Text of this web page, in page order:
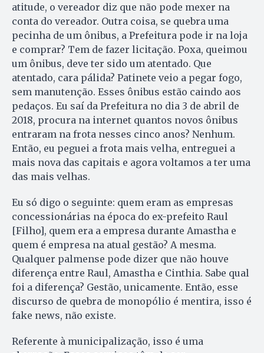
atitude, o vereador diz que não pode mexer na
conta do vereador. Outra coisa, se quebra uma
pecinha de um ônibus, a Prefeitura pode ir na loja
e comprar? Tem de fazer licitação. Poxa, queimou
um ônibus, deve ter sido um atentado. Que
atentado, cara pálida? Patinete veio a pegar fogo,
sem manutenção. Esses ônibus estão caindo aos
pedaços. Eu saí da Prefeitura no dia 3 de abril de
2018, procura na internet quantos novos ônibus
entraram na frota nesses cinco anos? Nenhum.
Então, eu peguei a frota mais velha, entreguei a
mais nova das capitais e agora voltamos a ter uma
das mais velhas.
Eu só digo o seguinte: quem eram as empresas
concessionárias na época do ex-prefeito Raul
[Filho], quem era a empresa durante Amastha e
quem é empresa na atual gestão? A mesma.
Qualquer palmense pode dizer que não houve
diferença entre Raul, Amastha e Cinthia. Sabe qual
foi a diferença? Gestão, unicamente. Então, esse
discurso de quebra de monopólio é mentira, isso é
fake news, não existe.
Referente à municipalização, isso é uma